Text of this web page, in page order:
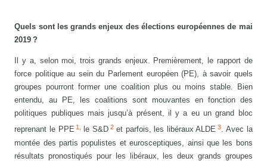
Quels sont les grands enjeux des élections européennes de mai
2019 ?
Il y a, selon moi, trois grands enjeux. Premièrement, le rapport de
force politique au sein du Parlement européen (PE), à savoir quels
groupes pourront former une coalition plus ou moins stable. Bien
entendu, au PE, les coalitions sont mouvantes en fonction des
politiques publiques mais jusqu’à présent, il y a eu un grand bloc
reprenant le PPE 1, le S&D 2et parfois, les libéraux ALDE3. Avec la
montée des partis populistes et eurosceptiques, ainsi que les bons
résultats pronostiqués pour les libéraux, les deux grands groupes